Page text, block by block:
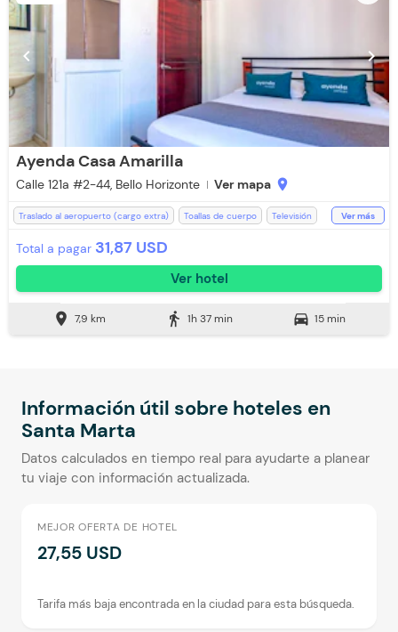
chevron_left chevron_right
Ayenda Casa Amarilla
Calle 121a #2-44, Bello Horizonte Ver mapa location_on
Traslado al aeropuerto (cargo extra) Toallas de cuerpo
Televisión
Ver más
Total a pagar 31,87 USD
Ver hotel
location_on 7,9 km directions_walk 1h 37 min directions_car 15 min
Información útil sobre hoteles en
Santa Marta
Datos calculados en tiempo real para ayudarte a planear
tu viaje con información actualizada.
MEJOR OFERTA DE HOTEL
27,55 USD
Tarifa más baja encontrada en la ciudad para esta búsqueda.